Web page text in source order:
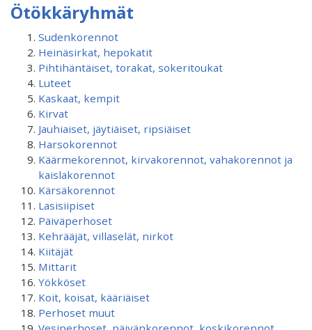
Ötökkäryhmät
Sudenkorennot
Heinäsirkat, hepokatit
Pihtihäntäiset, torakat, sokeritoukat
Luteet
Kaskaat, kempit
Kirvat
Jauhiaiset, jäytiäiset, ripsiäiset
Harsokorennot
Käärmekorennot, kirvakorennot, vahakorennot ja
kaislakorennot
Kärsäkorennot
Lasisiipiset
Päiväperhoset
Kehrääjät, villaselät, nirkot
Kiitäjät
Mittarit
Yökköset
Koit, koisat, kääriäiset
Perhoset muut